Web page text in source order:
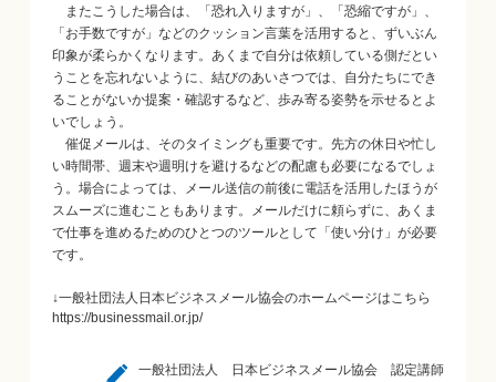
またこうした場合は、「恐れ入りますが」、「恐縮ですが」、
「お手数ですが」などのクッション言葉を活用すると、ずいぶん
印象が柔らかくなります。あくまで自分は依頼している側だとい
うことを忘れないように、結びのあいさつでは、自分たちにでき
ることがないか提案・確認するなど、歩み寄る姿勢を示せるとよ
いでしょう。
催促メールは、そのタイミングも重要です。先方の休日や忙し
い時間帯、週末や週明けを避けるなどの配慮も必要になるでしょ
う。場合によっては、メール送信の前後に電話を活用したほうが
スムーズに進むこともあります。メールだけに頼らずに、あくま
で仕事を進めるためのひとつのツールとして「使い分け」が必要
です。
↓一般社団法人日本ビジネスメール協会のホームページはこちら
https://businessmail.or.jp/
一般社団法人 日本ビジネスメール協会 認定講師